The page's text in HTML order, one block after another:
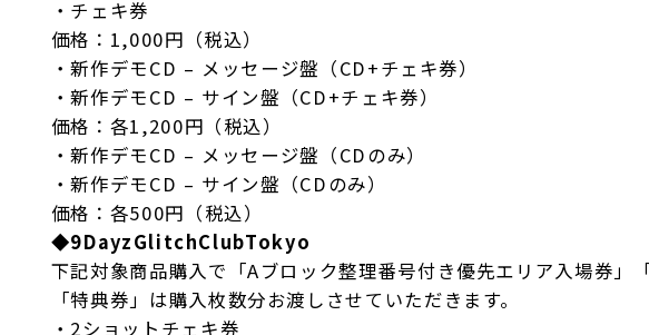
・チェキ券
価格：1,000円（税込）
・新作デモCD – メッセージ盤（CD+チェキ券）
・新作デモCD – サイン盤（CD+チェキ券）
価格：各1,200円（税込）
・新作デモCD – メッセージ盤（CDのみ）
・新作デモCD – サイン盤（CDのみ）
価格：各500円（税込）
◆9DayzGlitchClubTokyo
下記対象商品購入で「Aブロック整理番号付き優先エリア入場券」
「特典券」は購入枚数分お渡しさせていただきます。
・2ショットチェキ券